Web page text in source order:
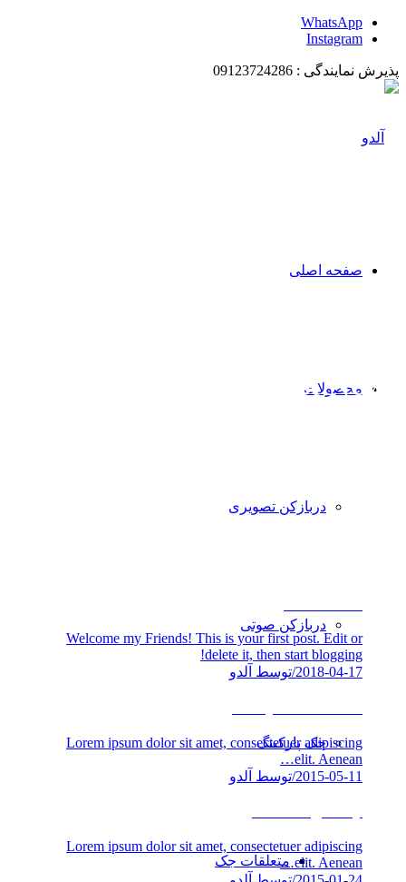
WhatsApp
Instagram
پذیرش نمایندگی : 09123724286
صفحه اصلی
محصولات
دربازکن تصویری
دربازکن صوتی
جک پارکینگ
متعلقات جک
Latest News
Welcome my Friends! This is your first post. Edit or
delete it, then start blogging!
2018-04-17
/توسط آلدو
Lorem ipsum dolor sit amet, consectetuer adipiscing
elit. Aenean…
2015-05-11
/توسط آلدو
Lorem ipsum dolor sit amet, consectetuer adipiscing
elit. Aenean…